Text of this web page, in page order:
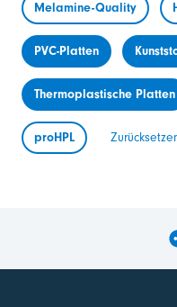
Melamine-Quality
PVC-Platten
Thermoplastische Platten
proHPL